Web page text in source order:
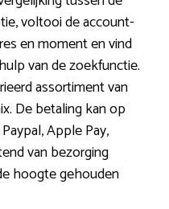
voltooi de account-
en moment en vind
van de zoekfunctie.
assortiment van
De betaling kan op
Apple Pay,
van bezorging
hoogte gehouden